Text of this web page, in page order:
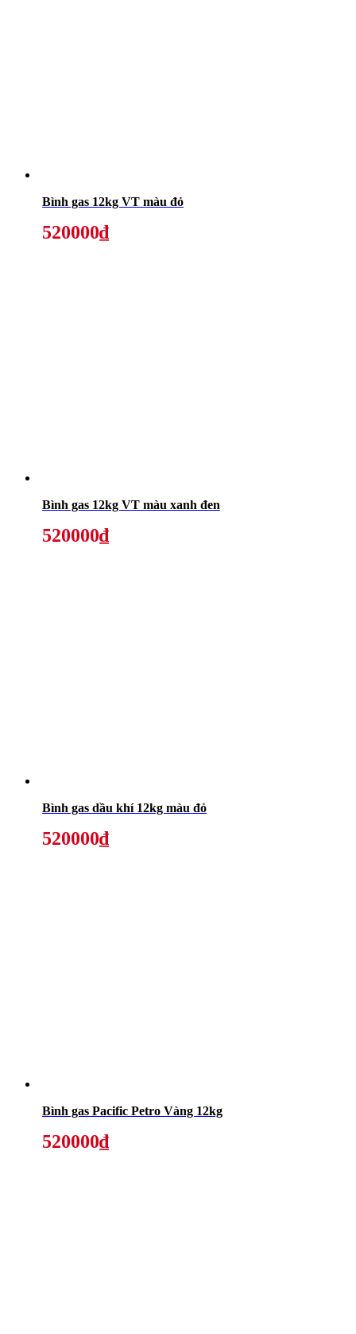
Bình gas 12kg VT màu đỏ
520000₫
Bình gas 12kg VT màu xanh đen
520000₫
Bình gas dầu khí 12kg màu đỏ
520000₫
Bình gas Pacific Petro Vàng 12kg
520000₫